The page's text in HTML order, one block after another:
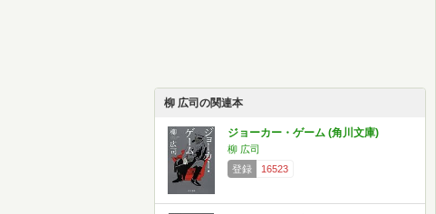
柳 広司の関連本
ジョーカー・ゲーム (角川文庫)
柳 広司
登録
16523